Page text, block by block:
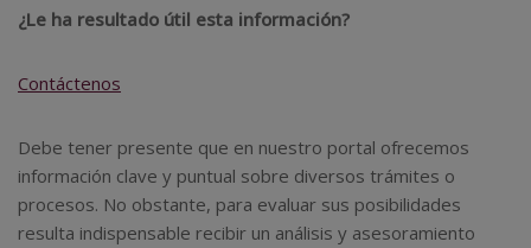
¿Le ha resultado útil esta información?
Contáctenos
Debe tener presente que en nuestro portal ofrecemos
información clave y puntual sobre diversos trámites o
procesos. No obstante, para evaluar sus posibilidades
resulta indispensable recibir un análisis y asesoramiento